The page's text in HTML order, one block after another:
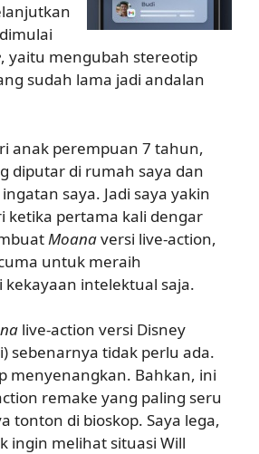
, yaitu mengubah stereotip
sudah lama jadi andalan
anak perempuan 7 tahun,
diputar di rumah saya dan
saya. Jadi saya yakin
ketika pertama kali dengar
Moanaversi live-action,
untuk meraih
intelektual saja.
live-action versi Disney
sebenarnya tidak perlu ada.
menyenangkan. Bahkan, ini
remake yang paling seru
tonton di bioskop. Saya lega,
ingin melihat situasi Will